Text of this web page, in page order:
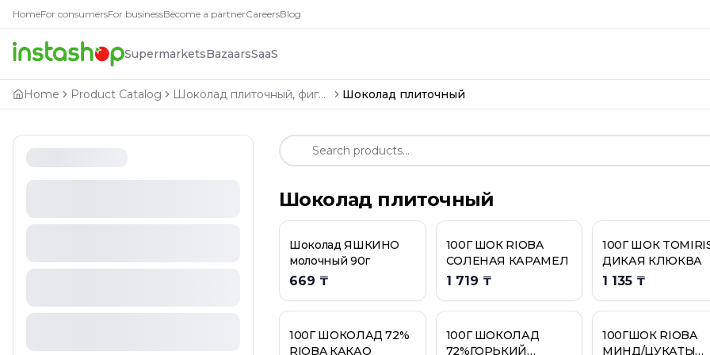
HomeFor consumersFor businessBecome a partnerCareersBlog
SupermarketsBazaarsSaaS
Home Product Catalog Шоколад плиточный, фигурный Шоколад плиточный
Шоколад плиточный
Шоколад ЯШКИНО
молочный 90г
669 ₸
100Г ШОК RIOBA
СОЛЕНАЯ КАРАМЕЛ
1 719 ₸
100Г ШОК
ДИКАЯ КЛЮКВА
1 135 ₸
100Г ШОКОЛАД 72%
RIOBA КАКАО
100Г ШОКОЛАД
72%ГОРЬКИЙ
100ГШОК RIOBA
МИНД/ЦУКАТЫ
Товары в категорииШоколад
Шоколад ЯШКИНО молочный 90г
100Г ШОК RIOBA СОЛЕНАЯ КАРАМЕЛ
100Г ШОК TOMIRIS ДИКАЯ КЛЮКВА
100Г ШОК TOMIRIS ЗОЛ МИНДАЛЬ
100Г ШОКОЛАД 72% RIOBA КАКАО
100ГШОК RIOBA МИНД/ЦУКАТЫ АПЕЛ
200Г ШОК СОЛ КАРАМ NUTS
50Г Т4 ШОКОЛАД KINDER FERRERO
ALPEN GOLD МАКСФАН ШОК МОЛ МАРМ/ВИШН/ВЗР.КАР/РИС.Ш
ALPEN GOLD| молочный пористый шоколад "AERATED"